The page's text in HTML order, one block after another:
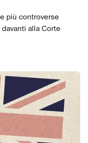
più controverse
alla Corte